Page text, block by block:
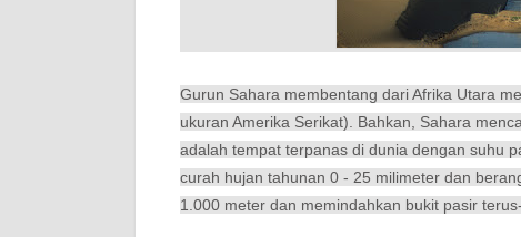
Gurun Sahara membentang dari Afrika Utara
ukuran Amerika Serikat). Bahkan, Sahara
adalah tempat terpanas di dunia dengan suhu
curah hujan tahunan 0 - 25 milimeter dan
1.000 meter dan memindahkan bukit pasir